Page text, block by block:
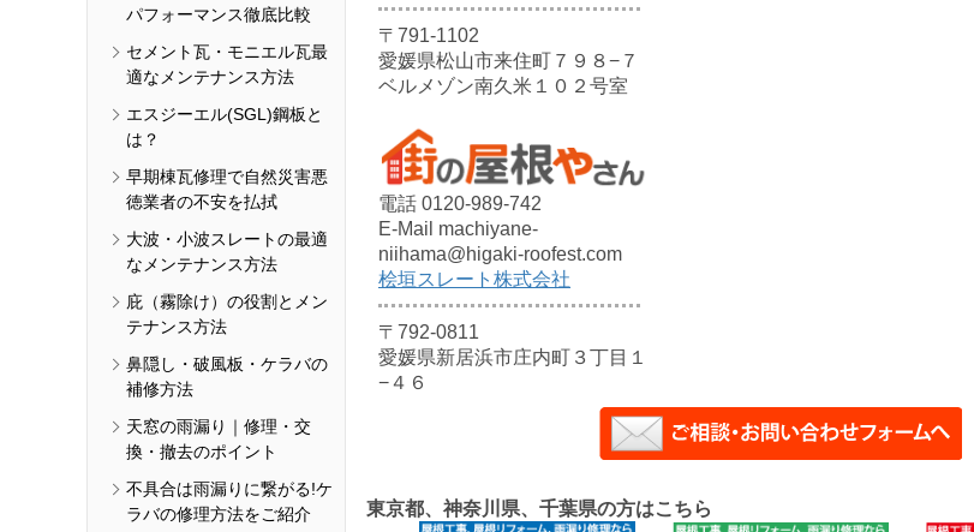
パフォーマンス徹底比較
セメント瓦・モニエル瓦最
適なメンテナンス方法
エスジーエル(SGL)鋼板と
は？
早期棟瓦修理で自然災害悪
徳業者の不安を払拭
大波・小波スレートの最適
なメンテナンス方法
庇（霧除け）の役割とメン
テナンス方法
鼻隠し・破風板・ケラバの
補修方法
天窓の雨漏り｜修理・交
換・撤去のポイント
不具合は雨漏りに繋がる!ケ
ラバの修理方法をご紹介
〒791-1102
愛媛県松山市来住町７９８−７
ベルメゾン南久米１０２号室
電話 0120-989-742
E-Mail machiyane-
niihama@higaki-roofest.com
桧垣スレート株式会社
〒792-0811
愛媛県新居浜市庄内町３丁目１
−４６
東京都、神奈川県、千葉県の方はこちら